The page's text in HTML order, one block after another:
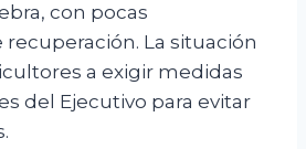
con pocas
La situación
a exigir medidas
del Ejecutivo para evitar